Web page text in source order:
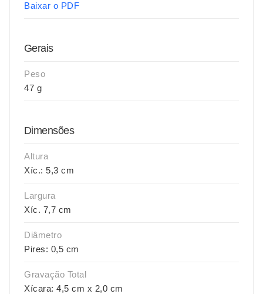
Baixar o PDF
Gerais
Peso
47 g
Dimensões
Altura
Xíc.: 5,3 cm
Largura
Xíc. 7,7 cm
Diâmetro
Pires: 0,5 cm
Gravação Total
Xícara: 4,5 cm x 2,0 cm